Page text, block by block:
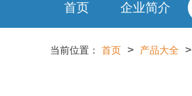
首页 企业简介
当前位置： 首页 > 产品大全 >